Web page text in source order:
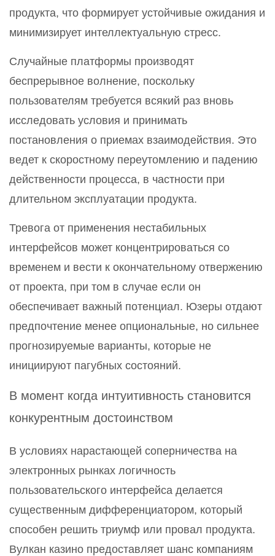
продукта, что формирует устойчивые ожидания и
минимизирует интеллектуальную стресс.
Случайные платформы производят
беспрерывное волнение, поскольку
пользователям требуется всякий раз вновь
исследовать условия и принимать
постановления о приемах взаимодействия. Это
ведет к скоростному переутомлению и падению
действенности процесса, в частности при
длительном эксплуатации продукта.
Тревога от применения нестабильных
интерфейсов может концентрироваться со
временем и вести к окончательному отвержению
от проекта, при том в случае если он
обеспечивает важный потенциал. Юзеры отдают
предпочтение менее опциональные, но сильнее
прогнозируемые варианты, которые не
инициируют пагубных состояний.
В момент когда интуитивность становится
конкурентным достоинством
В условиях нарастающей соперничества на
электронных рынках логичность
пользовательского интерфейса делается
существенным дифференциатором, который
способен решить триумф или провал продукта.
Вулкан казино предоставляет шанс компаниям